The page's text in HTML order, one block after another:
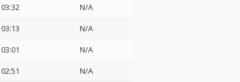
03:32
N/A
03:13
N/A
03:01
N/A
02:51
N/A